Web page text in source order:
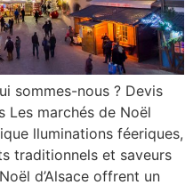
sommes-nous ? Devis
Les marchés de Noël
lluminations féeriques,
traditionnels et saveurs
d’Alsace offrent un